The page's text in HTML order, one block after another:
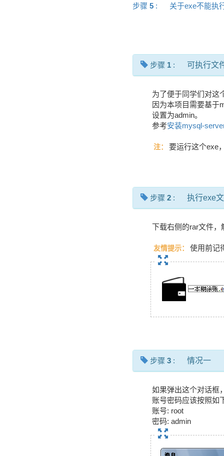
步骤 5 : 关于exe不能
步骤 1 : 可执行文
为了便于同学们对这
因为本项目需要基于
设置为admin。
参考安装mysql-
注： 要运行这个exe
步骤 2 : 执行exe
下载右侧的rar文件，
友情提示： 使用前记
步骤 3 : 情况一
如果弹出这个对话框
账号密码应该按照如
账号: root
密码: admin